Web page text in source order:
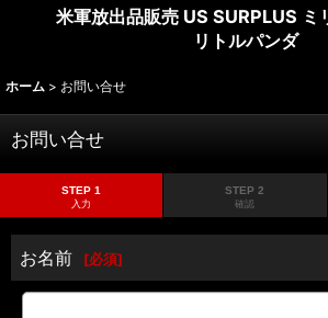
米軍放出品販売 US SURPLUS ミ
リトルパンダ
ホーム > お問い合せ
お問い合せ
STEP 1
入力
STEP 2
確認
お名前 [必須]